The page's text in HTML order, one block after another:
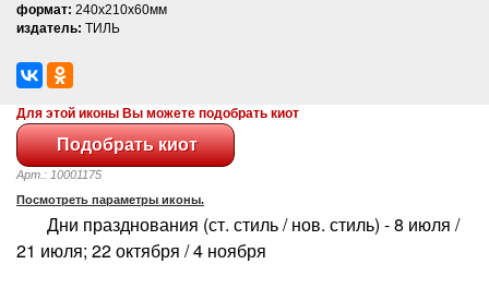
формат: 240x210x60мм
издатель: ТИЛЬ
Для этой иконы Вы можете подобрать киот
Арт.: 10001175
Посмотреть параметры иконы.
Дни празднования (ст. стиль / нов. стиль) - 8 июля /
21 июля; 22 октября / 4 ноября